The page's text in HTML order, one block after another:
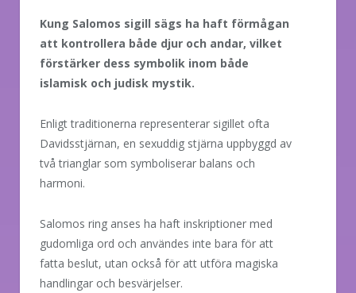
Kung Salomos sigill sägs ha haft förmågan
att kontrollera både djur och andar, vilket
förstärker dess symbolik inom både
islamisk och judisk mystik.
Enligt traditionerna representerar sigillet ofta
Davidsstjärnan, en sexuddig stjärna uppbyggd av
två trianglar som symboliserar balans och
harmoni.
Salomos ring anses ha haft inskriptioner med
gudomliga ord och användes inte bara för att
fatta beslut, utan också för att utföra magiska
handlingar och besvärjelser.